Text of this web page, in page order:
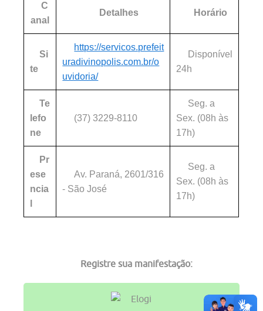
C
anal
Detalhes Horário
Si
te
https://servicos.prefeit
uradivinopolis.com.br/o
uvidoria/
Disponível
24h
Te
lefo
ne
(37) 3229-8110
Seg. a
Sex. (08h às
17h)
Pr
ese
ncia
Av. Paraná, 2601/316
- São José
Seg. a
Sex. (08h às
17h)
Registre sua manifestação: